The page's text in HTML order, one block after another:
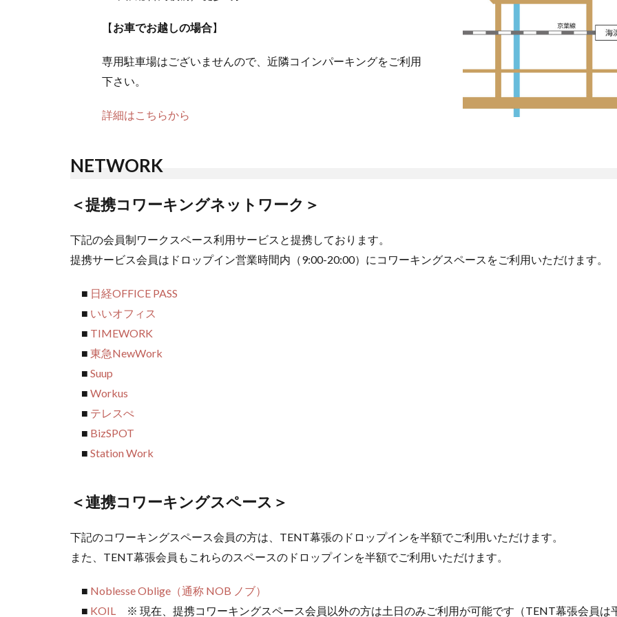
【お車でお越しの場合】
専用駐車場はございませんので、近隣コインパーキングをご利用
下さい。
詳細はこちらから
NETWORK
＜提携コワーキングネットワーク＞
下記の会員制ワークスペース利用サービスと提携しております。
提携サービス会員はドロップイン営業時間内（9:00-20:00）にコワーキングスペースをご利用いただけます。
■ 日経OFFICE PASS
■ いいオフィス
■ TIMEWORK
■ 東急NewWork
■ Suup
■ Workus
■ テレスぺ
■ BizSPOT
■ Station Work
＜連携コワーキングスペース＞
下記のコワーキングスペース会員の方は、TENT幕張のドロップインを半額でご利用いただけます。
また、TENT幕張会員もこれらのスペースのドロップインを半額でご利用いただけます。
■ Noblesse Oblige（通称 NOB ノブ）
■ KOIL ※ 現在、提携コワーキングスペース会員以外の方は土日のみご利用が可能です（TENT幕張会員は